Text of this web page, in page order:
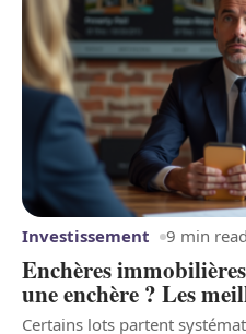
Enchères
une enchère ? Les
Certains lots partent
Investissement 9 min read